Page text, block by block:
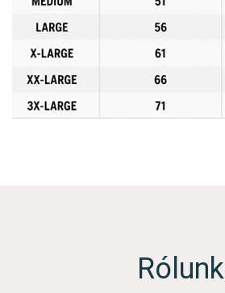
Rólunk